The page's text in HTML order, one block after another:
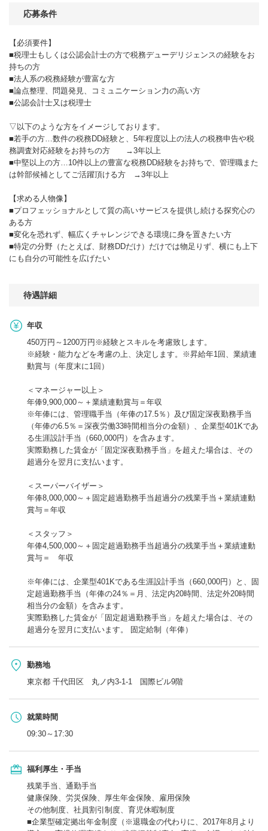
応募条件
【必須要件】
■税理士もしくは公認会計士の方で税務デューデリジェンスの経験をお
持ちの方
■法人系の税務経験が豊富な方
■論点整理、問題発見、コミュニケーション力の高い方
■公認会計士又は税理士
▽以下のような方をイメージしております。
■若手の方…数件の税務DD経験と、5年程度以上の法人の税務申告や税
務調査対応経験をお持ちの方 →3年以上
■中堅以上の方…10件以上の豊富な税務DD経験をお持ちで、管理職また
は幹部候補としてご活躍頂ける方 →3年以上
【求める人物像】
■プロフェッショナルとして質の高いサービスを提供し続ける探究心の
ある方
■変化を恐れず、幅広くチャレンジできる環境に身を置きたい方
■特定の分野（たとえば、財務DDだけ）だけでは物足りず、横にも上下
にも自分の可能性を広げたい
待遇詳細
年収
450万円～1200万円※経験とスキルを考慮致します。
※経験・能力などを考慮の上、決定します。※昇給年1回、業績連
動賞与（年度末に1回）
＜マネージャー以上＞
年俸9,900,000～＋業績連動賞与＝年収
※年俸には、管理職手当（年俸の17.5％）及び固定深夜勤務手当
（年俸の6.5％＝深夜労働33時間相当分の金額）、企業型401Kであ
る生涯設計手当（660,000円）を含みます。
実際勤務した賃金が「固定深夜勤務手当」を超えた場合は、その
超過分を翌月に支払います。
＜スーパーバイザー＞
年俸8,000,000～＋固定超過勤務手当超過分の残業手当＋業績連動
賞与＝年収
＜スタッフ＞
年俸4,500,000～＋固定超過勤務手当超過分の残業手当＋業績連動
賞与＝ 年収
※年俸には、企業型401Kである生涯設計手当（660,000円）と、固
定超過勤務手当（年俸の24％＝月、法定内20時間、法定外20時間
相当分の金額）を含みます。
実際勤務した賃金が「固定超過勤務手当」を超えた場合は、その
超過分を翌月に支払います。 固定給制（年俸）
勤務地
東京都 千代田区 丸ノ内3-1-1 国際ビル9階
就業時間
09:30～17:30
福利厚生・手当
残業手当、通勤手当
健康保険、労災保険、厚生年金保険、雇用保険
その他制度、社員割引制度、育児休暇制度
■企業型確定拠出年金制度（※退職金の代わりに、2017年8月より